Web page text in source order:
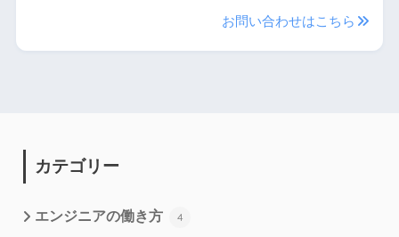
お問い合わせはこちら
カテゴリー
エンジニアの働き方 4